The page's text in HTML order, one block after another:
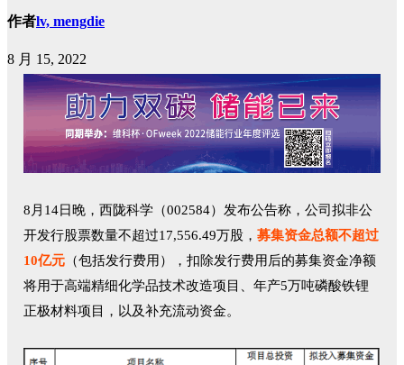
作者lv, mengdie
8 月 15, 2022
8月14日晚，西陇科学（002584）发布公告称，公司拟非公
开发行股票数量不超过17,556.49万股， 募集资金总额不超过
10亿元 （包括发行费用），扣除发行费用后的募集资金净额
将用于高端精细化学品技术改造项目、年产5万吨磷酸铁锂
正极材料项目，以及补充流动资金。